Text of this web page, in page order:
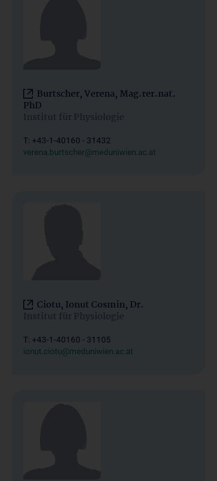
Burtscher, Verena, Mag.rer.nat.
PhD
Institut für Physiologie
T: +43-1-40160 - 31432
verena.burtscher@meduniwien.ac.at
Ciotu, Ionut Cosmin, Dr.
Institut für Physiologie
T: +43-1-40160 - 31105
ionut.ciotu@meduniwien.ac.at